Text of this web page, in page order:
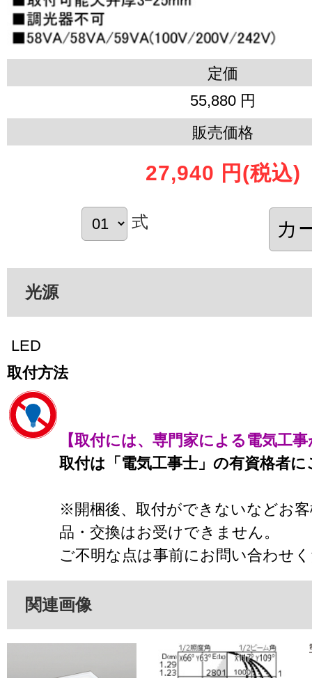
定価
55,880 円
販売価格
27,940 円 (税込)
式
光源
LED
取付方法
【取付には、専門家による電気工
取付は「電気工事士」の有資格者
※開梱後、取付ができないなどお
品・交換はお受けできません。
ご不明な点は事前にお問い合わせ
関連画像